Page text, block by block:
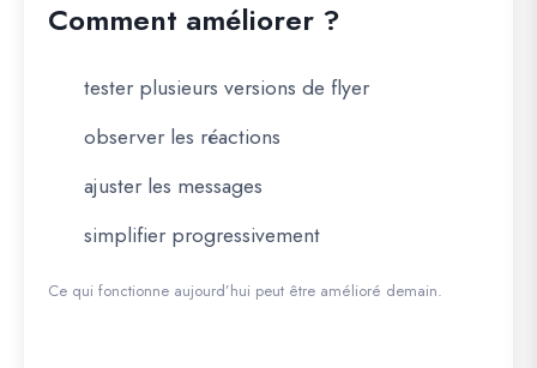
Comment améliorer ?
tester plusieurs versions de flyer
observer les réactions
ajuster les messages
simplifier progressivement
Ce qui fonctionne aujourd’hui peut être amélioré demain.